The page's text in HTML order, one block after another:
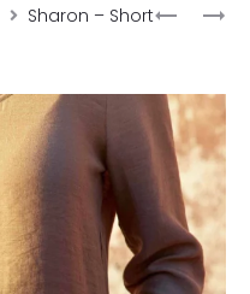
Sharon – Short